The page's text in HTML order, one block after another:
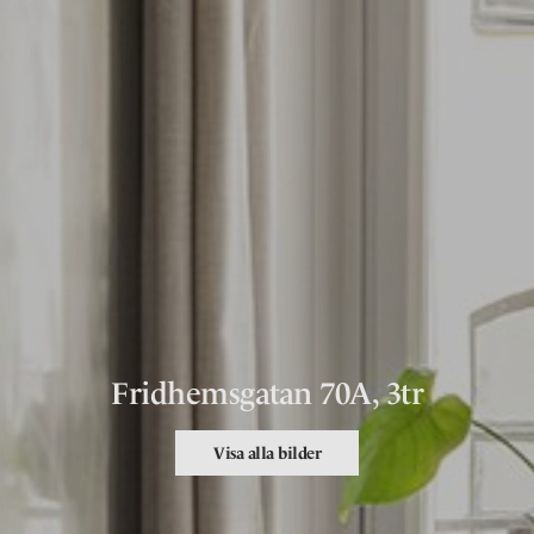
Fridhemsgatan 70A, 3tr
Visa alla bilder